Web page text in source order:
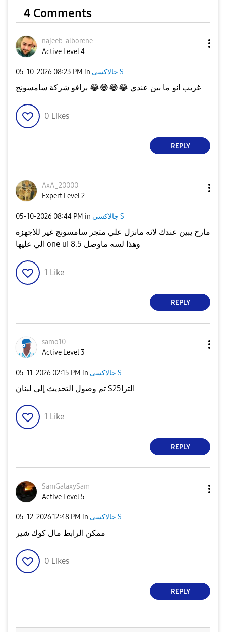
4 Comments
najeeb-alborene
Active Level 4
‎05-10-2026 08:23 PM in جالاكسى S
غريب انو ما بين عندي 😂
😂
😂
😂 برافو شركة سامسونج
0 Likes
REPLY
AxA_20000
Expert Level 2
‎05-10-2026 08:44 PM in جالاكسى S
مارح يبين عندك لانه مانزل علي متجر سامسونج غير للاجهزة
الي عليها one ui 8.5 وهذا لسه ماوصل
1 Like
REPLY
samo10
Active Level 3
‎05-11-2026 02:15 PM in جالاكسى S
تم وصول التحديث إلى لبنان S25الترا
1 Like
REPLY
SamGalaxySam
Active Level 5
‎05-12-202612:48 PM in جالاكسى S
ممكن الرابط مال كوك شير
0 Likes
REPLY